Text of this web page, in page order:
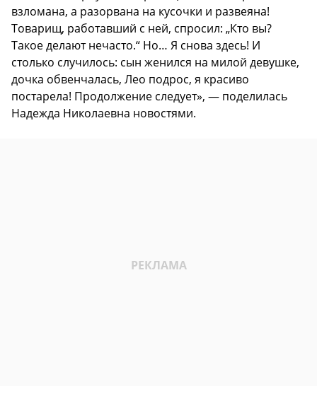
взломана, а разорвана на кусочки и развеяна!
Товарищ, работавший с ней, спросил: „Кто вы?
Такое делают нечасто.“ Но… Я снова здесь! И
столько случилось: сын женился на милой девушке,
дочка обвенчалась, Лео подрос, я красиво
постарела! Продолжение следует», — поделилась
Надежда Николаевна новостями.